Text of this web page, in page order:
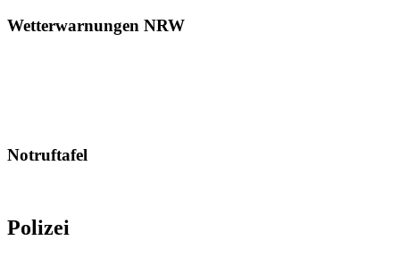
Wetterwarnungen NRW
Notruftafel
Polizei